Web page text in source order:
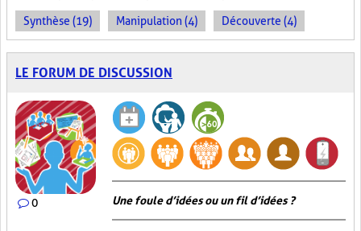
Synthèse (19) Manipulation (4) Découverte (4)
LE FORUM DE DISCUSSION
0 Une foule d’idées ou un fil d’idées ?